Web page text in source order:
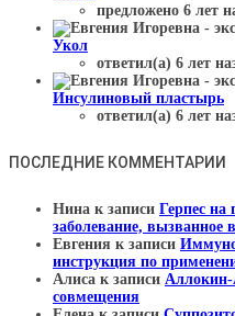
предложено 6 лет
Укол
ответил(а) 6 лет
Инсулиновый пластырь
ответил(а) 6 лет
ПОСЛЕДНИЕ КОММЕНТАРИИ
Нина к записи Герпес на
заболевание, вызванное
Евгения к записи
инструкция по
Алиса к записи Аллокин-
совмещения